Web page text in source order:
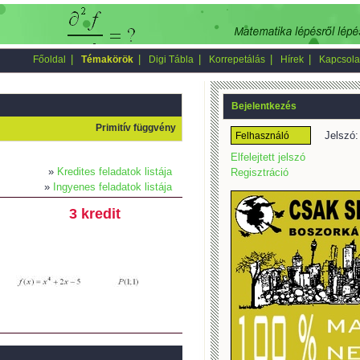
Főoldal Témakörök Digi Tábla Korrepetálás Hírek
Primitív függvény
» Kredites feladatok listája
» Ingyenes feladatok listája
3 kredit
Bejelentkezés
Jelszó:
Elfelejtett jelszó
Regisztráció